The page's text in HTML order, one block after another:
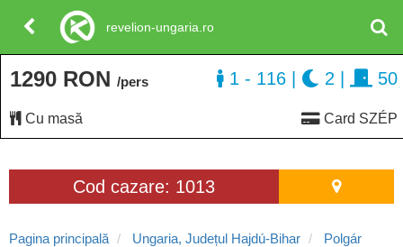
Cod cazare: 1013
Pagina principală Ungaria, Județul Hajdú-Bihar
Polgár
1290 RON /pers
Cu masă Card SZÉP
1 - 116 2 50
revelion-ungaria.ro